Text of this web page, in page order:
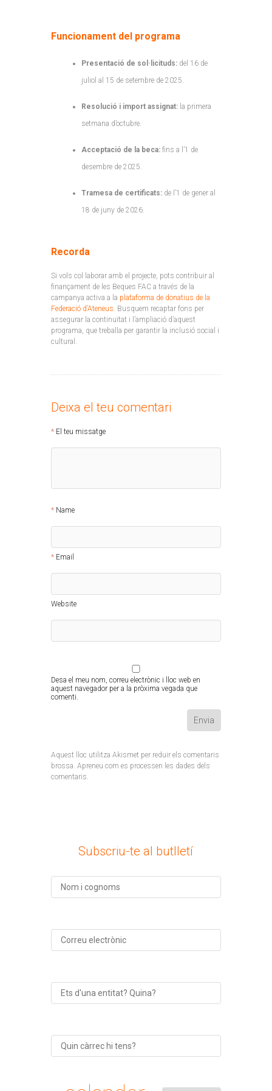
Funcionament del programa
Presentació de sol·licituds: del 16 de
juliol al 15 de setembre de 2025.
Resolució i import assignat: la primera
setmana d’octubre.
Acceptació de la beca: fins a l’1 de
desembre de 2025.
Tramesa de certificats: de l’1 de gener al
18 de juny de 2026.
Recorda
Si vols col·laborar amb el projecte, pots contribuir al
finançament de les Beques FAC a través de la
campanya activa a la plataforma de donatius de la
Federació d’Ateneus. Busquem recaptar fons per
assegurar la continuïtat i l’ampliació d’aquest
programa, que treballa per garantir la inclusió social i
cultural.
Deixa el teu comentari
El teu missatge
Name
Email
Website
Desa el meu nom, correu electrònic i lloc web en
aquest navegador per a la pròxima vegada que
comenti.
Aquest lloc utilitza Akismet per reduir els comentaris
brossa. Apreneu com es processen les dades dels
comentaris.
Subscriu-te al butlletí